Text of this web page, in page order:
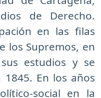
de Derecho.
en las filas
los Supremos, en
estudios y se
En los años
social en la